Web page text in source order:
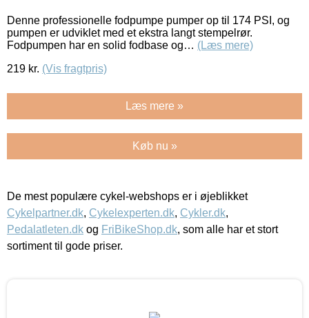
Denne professionelle fodpumpe pumper op til 174 PSI, og
pumpen er udviklet med et ekstra langt stempelrør.
Fodpumpen har en solid fodbase og… (Læs mere)
219 kr. (Vis fragtpris)
Læs mere »
Køb nu »
De mest populære cykel-webshops er i øjeblikket
Cykelpartner.dk, Cykelexperten.dk, Cykler.dk,
Pedalatleten.dk og FriBikeShop.dk, som alle har et stort
sortiment til gode priser.